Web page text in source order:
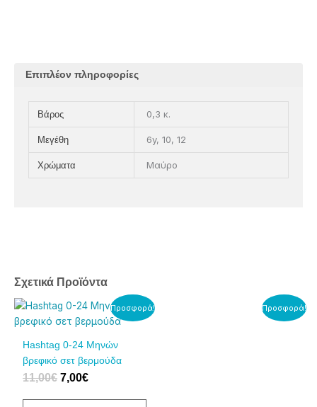
Σχετικά Προϊόντα
Προσφορά!
Hashtag 0-24 Μηνών
βρεφικό σετ βερμούδα
11,00€
Original
price
11,00€.
7,00€
Η
τρέχουσα
είναι:
7,00€.
Αυτό
το
έχει
πολλαπλές
παραλλαγές.
Οι
Προσφορά!
τρέχουσα
Επιπλέον πληροφορίες
Βάρος 0,3 κ.
Μεγέθη 6y, 10, 12
Χρώματα Μαύρο